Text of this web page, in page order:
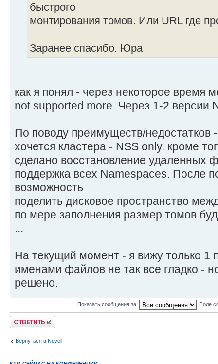
быстрого
монтирования томов. Или URL где
Заранее спасибо. Юра
как я понял - через некоторое время
not supported more. Через 1-2 версии
По поводу преимуществ/недостатков
хочется кластера - NSS only. кроме
сделано восстановление удаленных
поддержка всех Namespaces. После
возможность
поделить дисковое пространство
по мере заполнения размер томов
...
На текущий момент - я вижу только 1
именами файлов не так все гладко -
решено.
Показать сообщения за: Поле
Ответить
Вернуться в Novell